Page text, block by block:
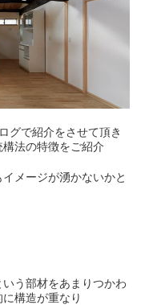
グで紹介をさせて頂き
法の特徴をご紹介
メージが湧かないかと
う部材をあまりつかわ
構造が重なり